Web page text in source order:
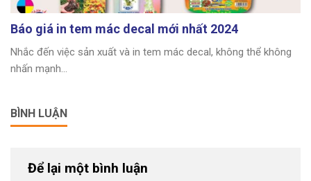
Báo giá in tem mác decal mới nhất 2024
Nhắc đến việc sản xuất và in tem mác decal, không thể không
nhấn mạnh...
BÌNH LUẬN
Để lại một bình luận